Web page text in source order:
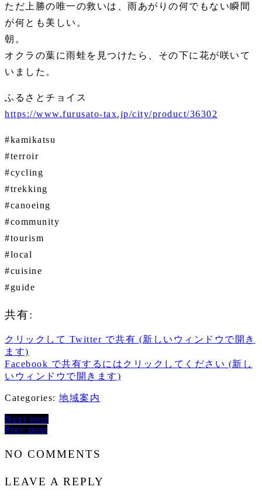
ただ上勝の唯一の救いは、雨あがりの何でもない瞬間
が何とも美しい。
朝。
オクラの葉に雨蛙を見つけたら、その下に花が咲いて
いました。
ふるさとチョイス
https://www.furusato-tax.jp/city/product/36302
#kamikatsu
#terroir
#cycling
#trekking
#canoeing
#community
#tourism
#local
#cuisine
#guide
共有:
クリックして Twitter で共有 (新しいウィンドウで開き
ます)
Facebook で共有するにはクリックしてください (新し
いウィンドウで開きます)
Categories: 地域案内
Next post
Prev post
NO COMMENTS
LEAVE A REPLY